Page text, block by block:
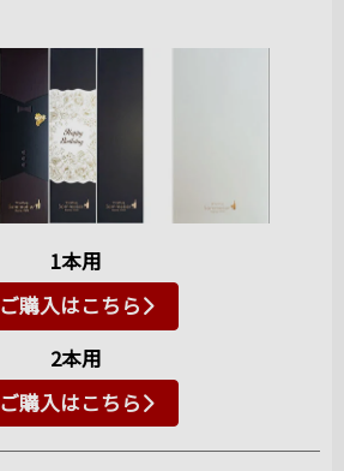
1本用
ご購入はこちら
2本用
ご購入はこちら